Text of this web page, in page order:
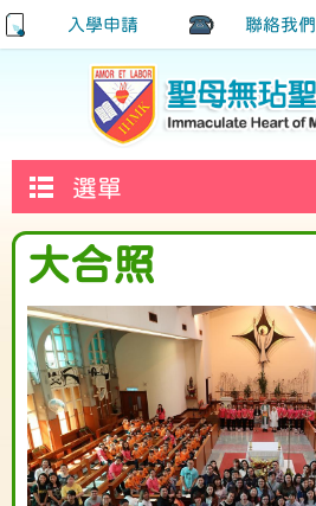
入學申請 聯絡我們
選單
大合照